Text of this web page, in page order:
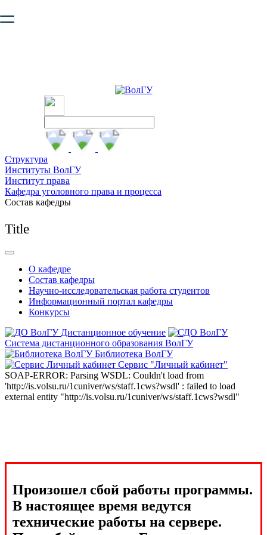
безопасную работу с сайтом. Пожалуйста
Структура
Институты ВолГУ
Институт права
Кафедра уголовного права и процесса
Состав кафедры
Title
О кафедре
Состав кафедры
Научно-исследовательская работа студентов
Информационный портал кафедры
Конкурсы
Дистанционное обучение
Система дистанционного образования ВолГУ
Библиотека ВолГУ
Сервис "Личный кабинет"
SOAP-ERROR: Parsing WSDL: Couldn't load from
'http://is.volsu.ru/1cuniver/ws/staff.1cws?wsdl' : failed to load
external entity "http://is.volsu.ru/1cuniver/ws/staff.1cws?wsdl"
Произошел сбой работы программы.
В настоящее время ведутся
технические работы на сервере.